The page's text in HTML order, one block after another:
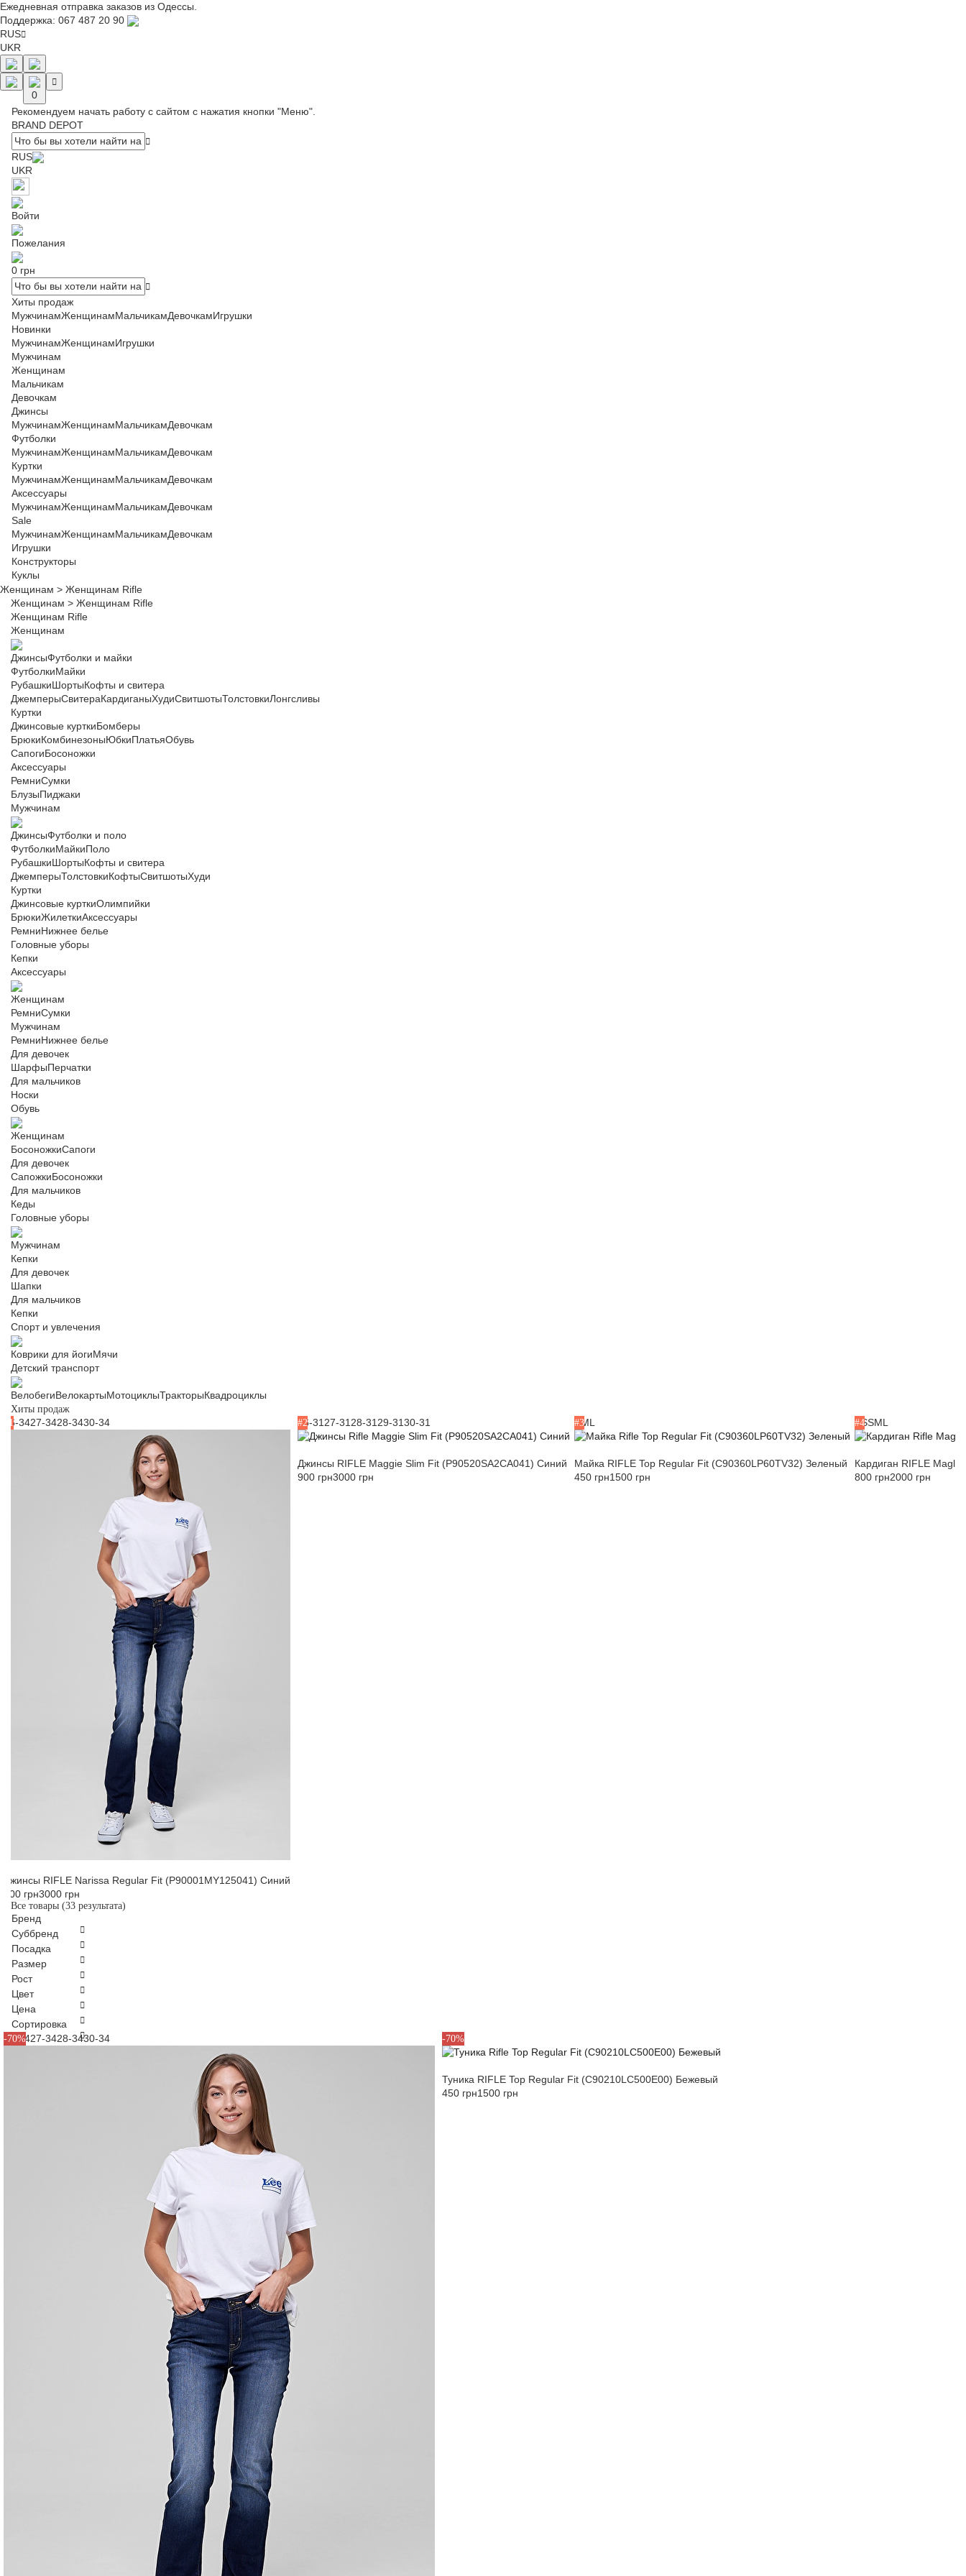
Ежедневная отправка заказов из Одессы.
Поддержка: 067 487 20 90
RUS
UKR
0
Рекомендуем начать работу с сайтом с нажатия кнопки "Меню".
BRAND DEPOT
RUS
UKR
Войти
Пожелания
0 грн
Хиты продаж
МужчинамЖенщинамМальчикамДевочкамИгрушки
Новинки
МужчинамЖенщинамИгрушки
Мужчинам
Женщинам
Мальчикам
Девочкам
Джинсы
МужчинамЖенщинамМальчикамДевочкам
Футболки
МужчинамЖенщинамМальчикамДевочкам
Куртки
МужчинамЖенщинамМальчикамДевочкам
Аксессуары
МужчинамЖенщинамМальчикамДевочкам
Sale
МужчинамЖенщинамМальчикамДевочкам
Игрушки
Конструкторы
Куклы
Женщинам > Женщинам Rifle
Женщинам > Женщинам Rifle
Женщинам Rifle
Женщинам
ДжинсыФутболки и майки
ФутболкиМайки
РубашкиШортыКофты и свитера
ДжемперыСвитераКардиганыХудиСвитшотыТолстовкиЛонгсливы
Куртки
Джинсовые курткиБомберы
БрюкиКомбинезоныЮбкиПлатьяОбувь
СапогиБосоножки
Аксессуары
РемниСумки
БлузыПиджаки
Мужчинам
ДжинсыФутболки и поло
ФутболкиМайкиПоло
РубашкиШортыКофты и свитера
ДжемперыТолстовкиКофтыСвитшотыХуди
Куртки
Джинсовые курткиОлимпийки
БрюкиЖилеткиАксессуары
РемниНижнее белье
Головные уборы
Кепки
Аксессуары
Женщинам
РемниСумки
Мужчинам
РемниНижнее белье
Для девочек
ШарфыПерчатки
Для мальчиков
Носки
Обувь
Женщинам
БосоножкиСапоги
Для девочек
СапожкиБосоножки
Для мальчиков
Кеды
Головные уборы
Мужчинам
Кепки
Для девочек
Шапки
Для мальчиков
Кепки
Спорт и увлечения
Коврики для йогиМячи
Детский транспорт
ВелобегиВелокартыМотоциклыТракторыКвадроциклы
Хиты продаж
#1
26-3427-3428-3430-34
Джинсы RIFLE Narissa Regular Fit (P90001MY125041) Синий
900 грн3000 грн
#2
26-31 27-31 28-31 29-3130-31
Джинсы RIFLE Maggie Slim Fit (P90520SA2CA041) Синий
900 грн3000 грн
#3
SML
Майка RIFLE Top Regular Fit (C90360LP60TV32) Зеленый
450 грн1500 грн
#4
XSSML
Кардиган RIFLE
800 грн2000 грн
Все товары (33 результата)
Бренд
Суббренд
Посадка
Размер
Рост
Цвет
Цена
Сортировка
-70%
26-3427-3428-3430-34 -70%
SML
Туника RIFLE Top Regular Fit (C90210LC500E00) Бежевый
450 грн1500 грн